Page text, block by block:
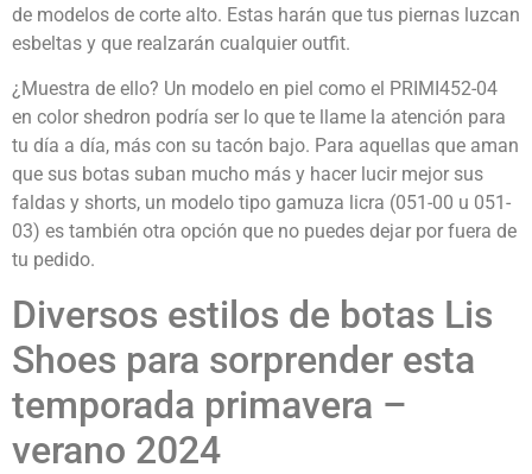
de modelos de corte alto. Estas harán que tus piernas luzcan
esbeltas y que realzarán cualquier outfit.
¿Muestra de ello? Un modelo en piel como el PRIMI452-04
en color shedron podría ser lo que te llame la atención para
tu día a día, más con su tacón bajo. Para aquellas que aman
que sus botas suban mucho más y hacer lucir mejor sus
faldas y shorts, un modelo tipo gamuza licra (051-00 u 051-
03) es también otra opción que no puedes dejar por fuera de
tu pedido.
Diversos estilos de botas Lis
Shoes para sorprender esta
temporada primavera –
verano 2024